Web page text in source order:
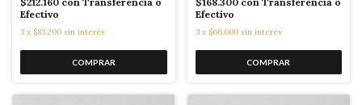
Efectivo
3 x $83.200 sin interés
Efectivo
3 x $66.000 sin interés